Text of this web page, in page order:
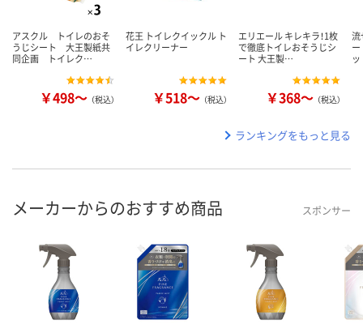
アスクル トイレのおそ
うじシート 大王製紙共
同企画 トイレク…
￥498～ （税込）
花王 トイレクイックル ト
イレクリーナー
￥518～ （税込）
エリエール キレキラ！1枚
で徹底トイレおそうじシ
ート 大王製…
￥368～ （税込）
流
ランキングをもっと見る
メーカーからのおすすめ商品 スポンサー